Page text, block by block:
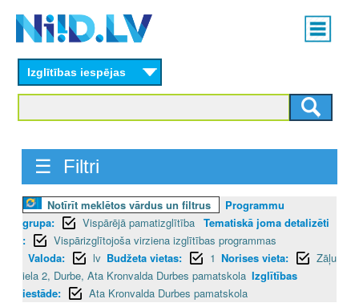
content
Main
menu
Izglītības iespējas
☰ Filtri
Notīrīt meklētos vārdus un filtrus
Programmu
grupa:
Vispārējā pamatizglītība Tematiskā joma detalizēti
:
Vispārizglītojoša virziena izglītības programmas
Valoda:
lv Budžeta vietas: 1 Norises vieta:
Zāļu
iela 2, Durbe, Ata Kronvalda Durbes pamatskola Izglītības
iestāde:
Ata Kronvalda Durbes pamatskola